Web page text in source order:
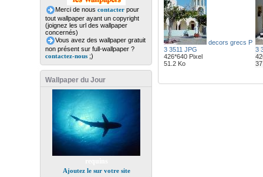
Merci de nous contacterpour
tout wallpaper ayant un copyright
(joignez les url des wallpaper
concernés)
Vous avez des wallpaper gratuit
non présent sur full-wallpaper ?
contactez-nous;)
Wallpaper du Jour
Ajoutez le sur votre site
decors grecs P
3 3511 JPG
426*640 Pixel
51.2 Ko
3